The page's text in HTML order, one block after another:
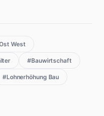
West
#Bauwirtschaft
#Lohnerhöhung Bau